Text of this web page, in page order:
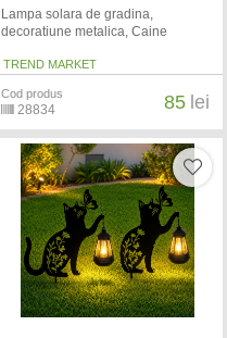
Lampa solara de gradina,
decoratiune metalica, Caine
TREND MARKET
Cod produs
28834 85 lei